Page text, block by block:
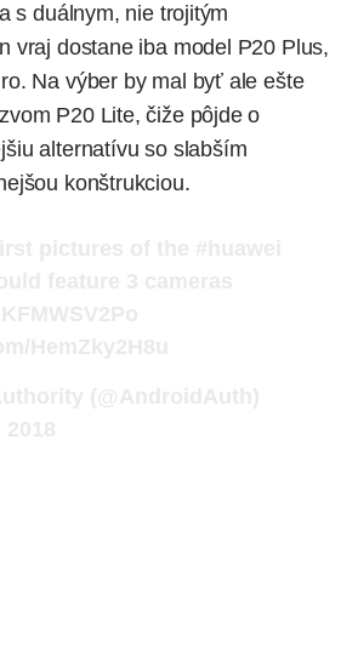
s duálnym, nie trojitým
vraj dostane iba model P20 Plus,
Na výber by mal byť ale ešte
P20 Lite, čiže pôjde o
alternatívu so slabším
konštrukciou.